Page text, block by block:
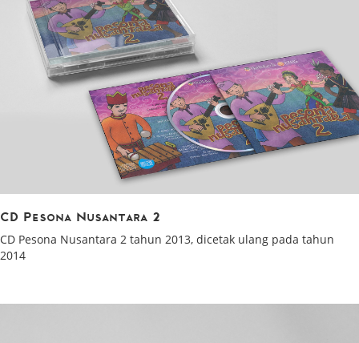
CD Pesona Nusantara 2
CD Pesona Nusantara 2 tahun 2013, dicetak ulang pada tahun
2014